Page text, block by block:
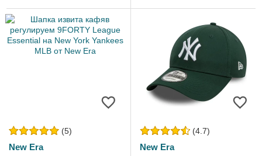
(5)
New Era
(4.7)
New Era